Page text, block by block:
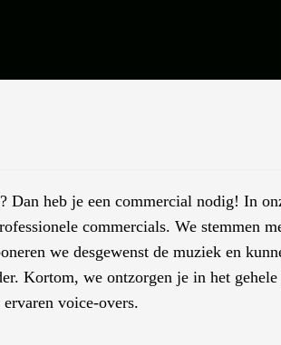
heb je een commercial nodig! In
commercials. We stemmen
we desgewenst de muziek en
Kortom, we ontzorgen je in het
ervaren voice-overs.